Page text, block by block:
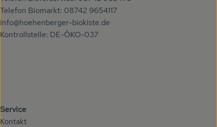
Telefon Biomarkt: 08742 9654117
info@hoehenberger-biokiste.de
Kontrollstelle: DE-ÖKO-037
Service
Kontakt